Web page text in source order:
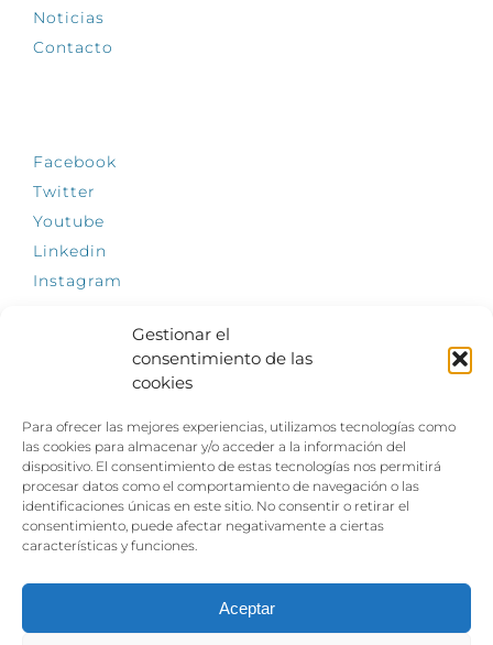
Gestionar el
consentimiento de las
cookies
Para ofrecer las mejores experiencias, utilizamos tecnologías como
las cookies para almacenar y/o acceder a la información del
dispositivo. El consentimiento de estas tecnologías nos permitirá
procesar datos como el comportamiento de navegación o las
identificaciones únicas en este sitio. No consentir o retirar el
consentimiento, puede afectar negativamente a ciertas
características y funciones.
Aceptar
Noticias
Contacto
Facebook
Twitter
Youtube
Linkedin
Instagram
El empleo, la gran llave para una vida
independiente: Fundación Dfa reclama un
impulso decidido a la inclusión laboral de las
personas con discapacidad
Clown, circo y magia: el Jardín de las Artes
de julio con su segundo “Festival